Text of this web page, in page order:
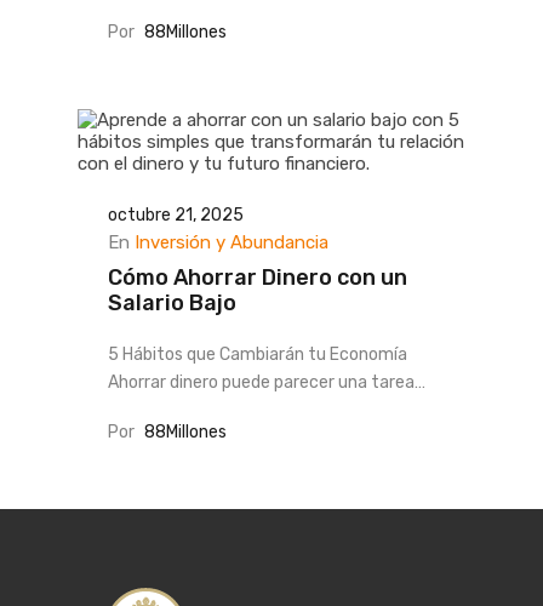
Por 88Millones
octubre 21, 2025
En Inversión y Abundancia
Cómo Ahorrar Dinero con un
Salario Bajo
5 Hábitos que Cambiarán tu Economía
Ahorrar dinero puede parecer una tarea…
Por 88Millones